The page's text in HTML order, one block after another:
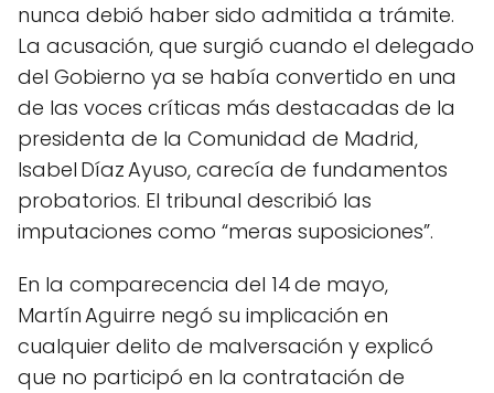
nunca debió haber sido admitida a trámite.
La acusación, que surgió cuando el delegado
del Gobierno ya se había convertido en una
de las voces críticas más destacadas de la
presidenta de la Comunidad de Madrid,
Isabel Díaz Ayuso, carecía de fundamentos
probatorios. El tribunal describió las
imputaciones como “meras suposiciones”.
En la comparecencia del 14 de mayo,
Martín Aguirre negó su implicación en
cualquier delito de malversación y explicó
que no participó en la contratación de